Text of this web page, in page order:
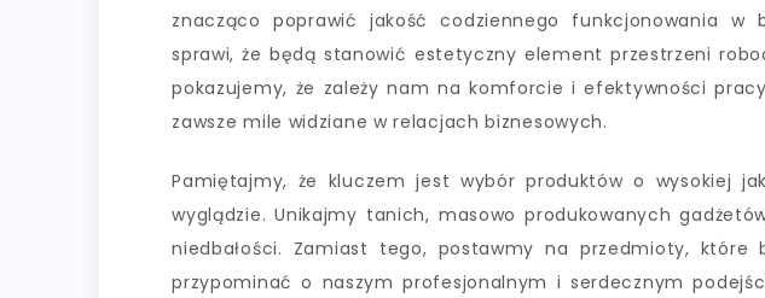
znacząco poprawić jakość codziennego funkcjonowania w
sprawi, że będą stanowić estetyczny element przestrzeni
pokazujemy, że zależy nam na komforcie i efektywności
zawsze mile widziane w relacjach biznesowych.
Pamiętajmy, że kluczem jest wybór produktów o wysokiej
wyglądzie. Unikajmy tanich, masowo produkowanych
niedbałości. Zamiast tego, postawmy na przedmioty, które
przypominać o naszym profesjonalnym i serdecznym